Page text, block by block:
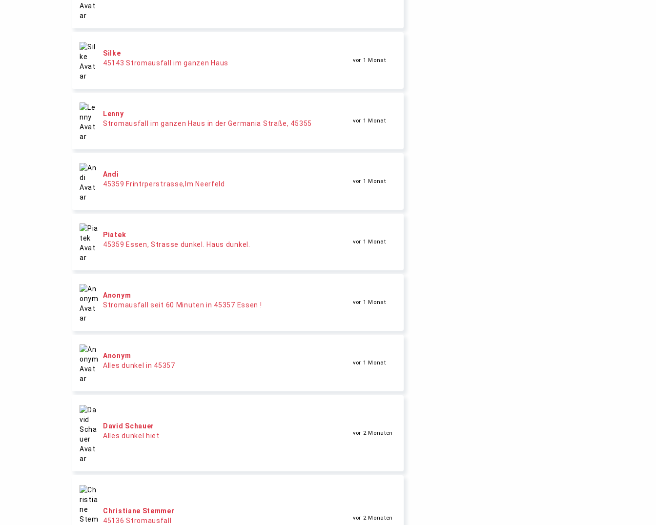
Silke
45143 Stromausfall im ganzen Haus
vor 1 Monat
Lenny
Stromausfall im ganzen Haus in der Germania Straße, 45355
vor 1 Monat
Andi
45359 Frintrperstrasse,Im Neerfeld
vor 1 Monat
Piatek
45359 Essen, Strasse dunkel. Haus dunkel.
vor 1 Monat
Anonym
Stromausfall seit 60 Minuten in 45357 Essen !
vor 1 Monat
Anonym
Alles dunkel in 45357
vor 1 Monat
David Schauer
Alles dunkel hiet
vor 2 Monaten
Christiane Stemmer
45136 Stromausfall
vor 2 Monaten